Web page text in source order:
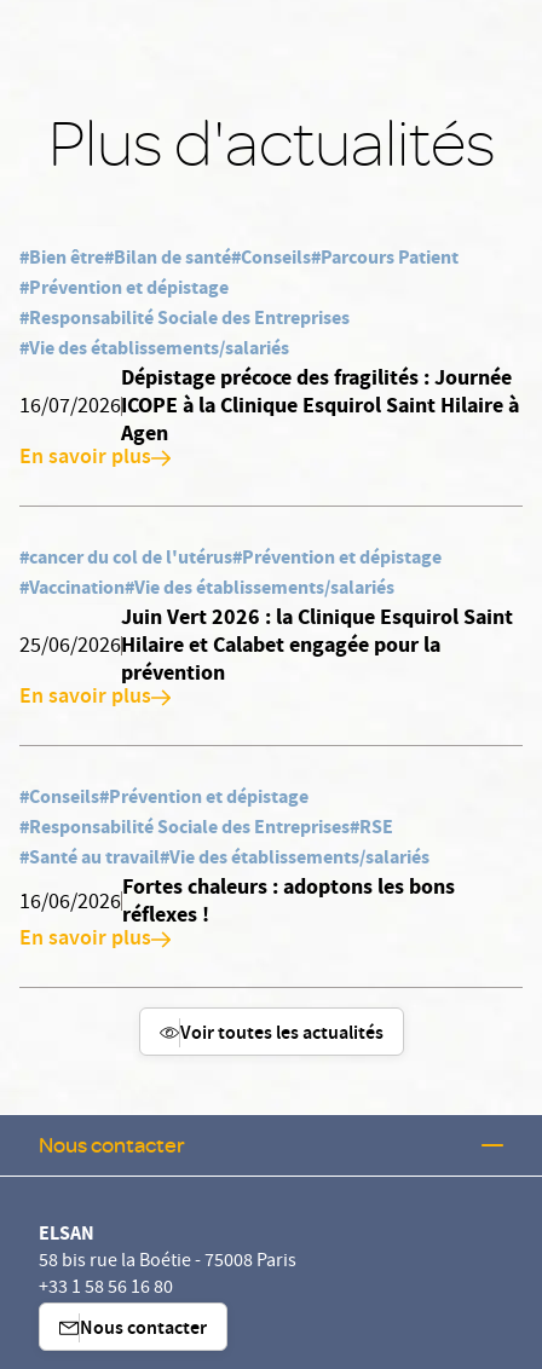
Plus d'actualités
#Bien être#Bilan de santé#Conseils#Parcours Patient
#Prévention et dépistage
#Responsabilité Sociale des Entreprises
#Vie des établissements/salariés
16/07/2026
Dépistage précoce des fragilités : Journée
ICOPE à la Clinique Esquirol Saint Hilaire à
Agen
En savoir plus
#cancer du col de l'utérus#Prévention et dépistage
#Vaccination#Vie des établissements/salariés
25/06/2026
Juin Vert 2026 : la Clinique Esquirol Saint
Hilaire et Calabet engagée pour la
prévention
En savoir plus
#Conseils#Prévention et dépistage
#Responsabilité Sociale des Entreprises#RSE
#Santé au travail#Vie des établissements/salariés
16/06/2026
Fortes chaleurs : adoptons les bons
réflexes !
En savoir plus
Voir toutes les actualités
Nous contacter
ELSAN
58 bis rue la Boétie - 75008 Paris
+33 1 58 56 16 80
Nous contacter